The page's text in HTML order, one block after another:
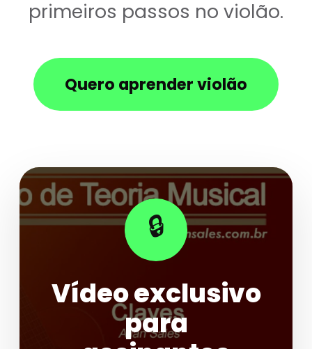
primeiros passos no violão.
Quero aprender violão
🔒
Vídeo exclusivo
para